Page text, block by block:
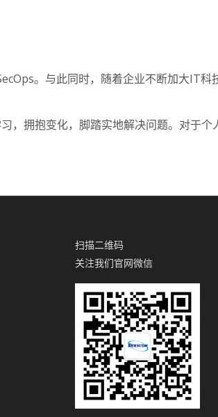
。与此同时，随着企业不断加大IT科
，拥抱变化，脚踏实地解决问题。对于个
扫描二维码
关注我们官网微信